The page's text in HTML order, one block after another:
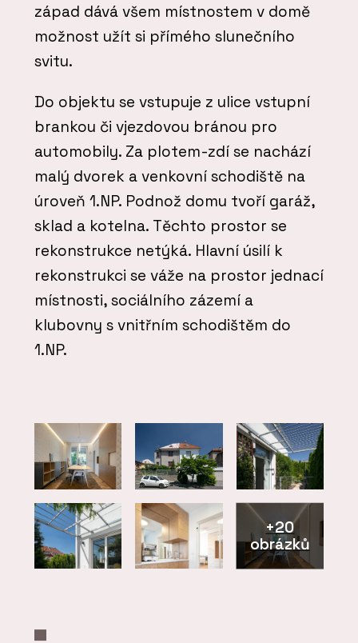
západ dává všem místnostem v domě
možnost užít si přímého slunečního
svitu.
Do objektu se vstupuje z ulice vstupní
brankou či vjezdovou bránou pro
automobily. Za plotem-zdí se nachází
malý dvorek a venkovní schodiště na
úroveň 1.NP. Podnož domu tvoří garáž,
sklad a kotelna. Těchto prostor se
rekonstrukce netýká. Hlavní úsilí k
rekonstrukci se váže na prostor jednací
místnosti, sociálního zázemí a
klubovny s vnitřním schodištěm do
1.NP.
+20
obrázků